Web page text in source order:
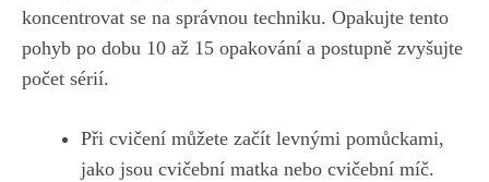
koncentrovat se na správnou techniku. Opakujte ⁤tento
pohyb po ‌dobu 10 až 15 opakování a‍ postupně zvyšujte
počet sérií.
Při cvičení můžete ⁣začít levnými ‍pomůckami,
jako jsou cvičební matka nebo‌ cvičební⁢ míč.